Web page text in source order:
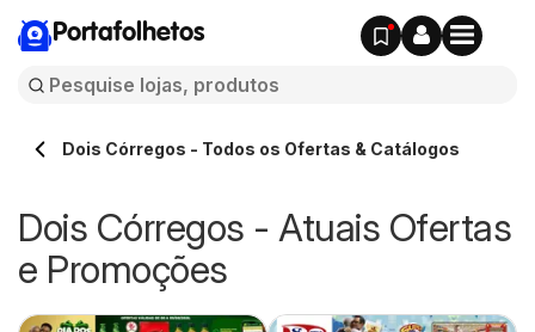
Portafolhetos
Dois Córregos - Todos os Ofertas & Catálogos
Dois Córregos - Atuais Ofertas
e Promoções